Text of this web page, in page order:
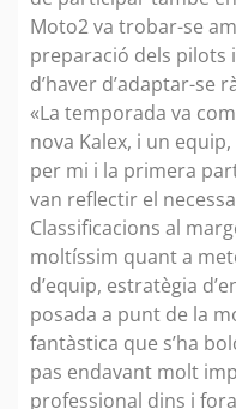
Moto2 va trobar-se
preparació dels pilots
d’haver d’adaptar-se
«La temporada va
nova Kalex, i un
per mi i la primera
van reflectir el
Classificacions al
moltíssim quant a
d’equip, estratègia
posada a punt de la
fantàstica que s’ha
pas endavant molt
professional dins i